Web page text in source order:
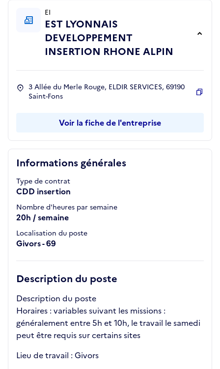
Informations générales
Type de contrat
CDD insertion
Nombre d'heures par semaine
20h / semaine
Localisation du poste
Givors - 69
Description du poste
Description du poste
Horaires : variables suivant les missions :
généralement entre 5h et 10h, le travail le samedi
peut être requis sur certains sites
Lieu de travail : Givors
EI
EST LYONNAIS
DEVELOPPEMENT
INSERTION RHONE ALPIN
3 Allée du Merle Rouge, ELDIR SERVICES, 69190
Saint-Fons
Voir la fiche de l'entreprise